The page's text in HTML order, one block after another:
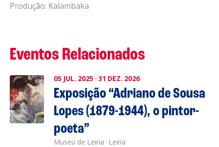
Produção: Kalambaka
Eventos Relacionados
05 JUL. 2025 · 31 DEZ. 2026
Exposição “Adriano de Sousa
Lopes (1879-1944), o pintor-
poeta”
Museu de Leiria · Leiria